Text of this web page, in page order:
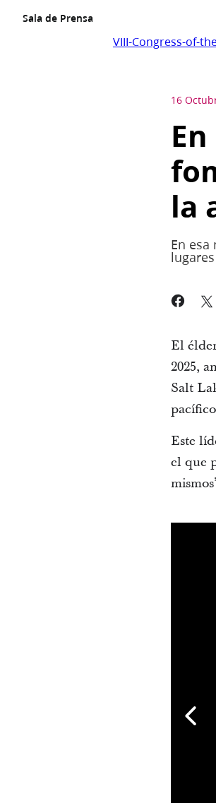
Sala de Prensa
VIII-Congress-of-
16
la
En
El
2025,
Salt
Este
el que